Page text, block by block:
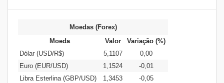
Moedas (Forex)
Moeda
Valor
Variação (%)
Dólar (USD/R$)
5,1107
0,00
Euro (EUR/USD)
1,1524
-0,01
Libra Esterlina (GBP/USD)
1,3453
-0,05